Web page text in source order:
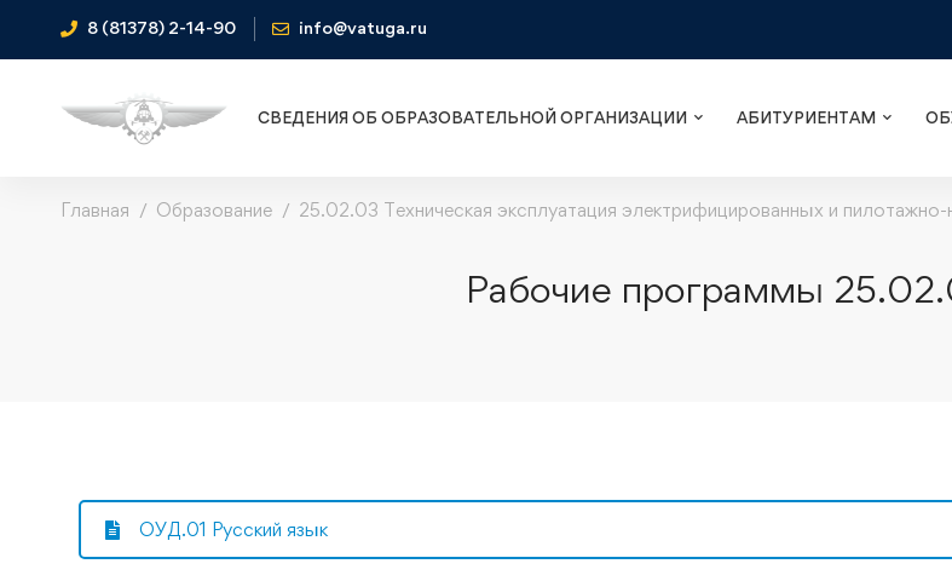
8 (81378) 2-14-90 info@vatuga.ru
СВЕДЕНИЯ ОБ ОБРАЗОВАТЕЛЬНОЙ ОРГАНИЗАЦИИ АБИТУРИЕНТАМ
Главная Образование 25.02.03 Техническая эксплуатация электрифицированных и
Рабочие программы
ОУД.01 Русский язык